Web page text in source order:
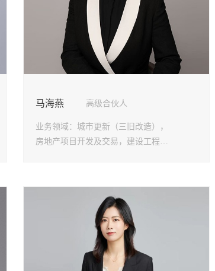
马海燕 高级合伙人
业务领域： 城市更新（三旧改造），
房地产项目开发及交易，建设工程，